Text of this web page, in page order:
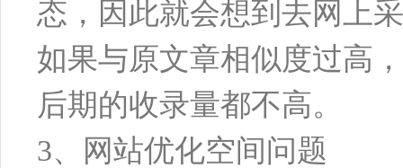
态，因此就会想到去网上
如果与原文章相似度过高
后期的收录量都不高。
3、网站优化空间问题